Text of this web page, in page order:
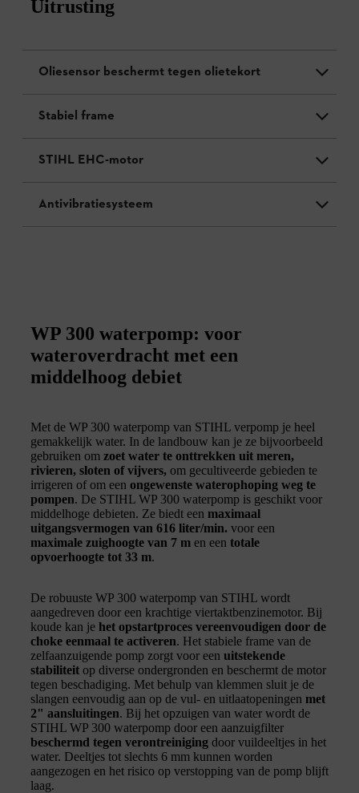
Uitrusting
Oliesensor beschermt tegen olietekort
Stabiel frame
STIHL EHC-motor
Antivibratiesysteem
WP 300 waterpomp: voor
wateroverdracht met een
middelhoog debiet
Met de WP 300 waterpomp van STIHL verpomp je heel
gemakkelijk water. In de landbouw kan je ze bijvoorbeeld
gebruiken om zoet water te onttrekken uit meren,
rivieren, sloten of vijvers, om gecultiveerde gebieden te
irrigeren of om een ongewenste waterophoping weg te
pompen. De STIHL WP 300 waterpomp is geschikt voor
middelhoge debieten. Ze biedt een maximaal
uitgangsvermogen van 616 liter/min. voor een
maximale zuighoogte van 7 m en een totale
opvoerhoogte tot 33 m.
De robuuste WP 300 waterpomp van STIHL wordt
aangedreven door een krachtige viertaktbenzinemotor. Bij
koude kan je het opstartproces vereenvoudigen door de
choke eenmaal te activeren. Het stabiele frame van de
zelfaanzuigende pomp zorgt voor een uitstekende
stabiliteit op diverse ondergronden en beschermt de motor
tegen beschadiging. Met behulp van klemmen sluit je de
slangen eenvoudig aan op de vul- en uitlaatopeningen met
2" aansluitingen. Bij het opzuigen van water wordt de
STIHL WP 300 waterpomp door een aanzuigfilter
beschermd tegen verontreiniging door vuildeeltjes in het
water. Deeltjes tot slechts 6 mm kunnen worden
aangezogen en het risico op verstopping van de pomp blijft
laag.